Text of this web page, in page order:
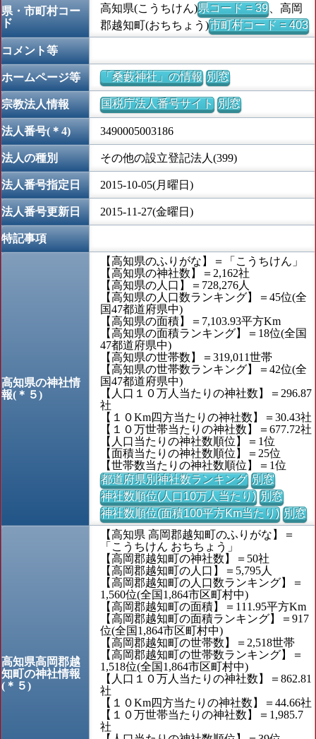
県・市町村コー
ド
高知県(こうちけん)県コード = 39、高岡
郡越知町(おちちょう)市町村コード = 403
コメント等
ホームページ等 「桑藪神社」の情報 別窓
宗教法人情報 国税庁法人番号サイト 別窓
法人番号(＊4) 3490005003186
法人の種別 その他の設立登記法人(399)
法人番号指定日 2015-10-05(月曜日)
法人番号更新日 2015-11-27(金曜日)
特記事項
高知県の神社情
報(＊５)
【高知県のふりがな】＝「こうちけん」
【高知県の神社数】＝2,162社
【高知県の人口】＝728,276人
【高知県の人口数ランキング】＝45位(全
国47都道府県中)
【高知県の面積】＝7,103.93平方Km
【高知県の面積ランキング】＝18位(全国
47都道府県中)
【高知県の世帯数】＝319,011世帯
【高知県の世帯数ランキング】＝42位(全
国47都道府県中)
【人口１０万人当たりの神社数】＝296.87
社
【１０Km四方当たりの神社数】＝30.43社
【１０万世帯当たりの神社数】＝677.72社
【人口当たりの神社数順位】＝1位
【面積当たりの神社数順位】＝25位
【世帯数当たりの神社数順位】＝1位
都道府県別神社数ランキング 別窓
神社数順位(人口10万人当たり) 別窓
神社数順位(面積100平方Km当たり) 別窓
高知県高岡郡越
知町の神社情報
(＊５)
【高知県 高岡郡越知町のふりがな】＝
「こうちけん おちちょう」
【高岡郡越知町の神社数】＝50社
【高岡郡越知町の人口】＝5,795人
【高岡郡越知町の人口数ランキング】＝
1,560位(全国1,864市区町村中)
【高岡郡越知町の面積】＝111.95平方Km
【高岡郡越知町の面積ランキング】＝917
位(全国1,864市区町村中)
【高岡郡越知町の世帯数】＝2,518世帯
【高岡郡越知町の世帯数ランキング】＝
1,518位(全国1,864市区町村中)
【人口１０万人当たりの神社数】＝862.81
社
【１０Km四方当たりの神社数】＝44.66社
【１０万世帯当たりの神社数】＝1,985.7
社